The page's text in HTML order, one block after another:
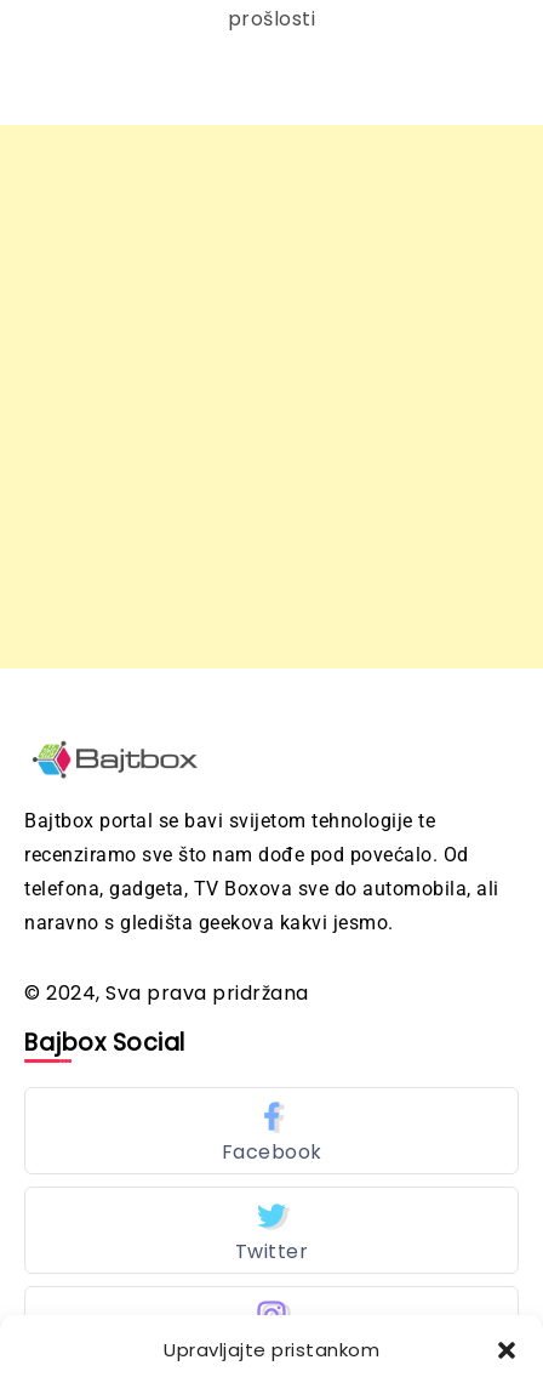
Upravljajte pristankom
prošlosti
Bajtbox portal se bavi svijetom tehnologije te
recenziramo sve što nam dođe pod povećalo. Od
telefona, gadgeta, TV Boxova sve do automobila, ali
naravno s gledišta geekova kakvi jesmo.
© 2024, Sva prava pridržana
Bajbox Social
Facebook
Twitter
Instagram